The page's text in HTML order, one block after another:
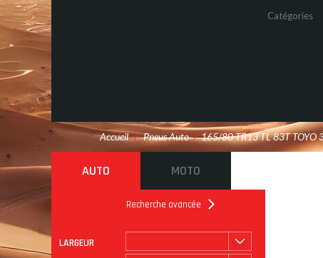
Catégories
Accueil / Pneus Auto > 165/80 TR13 TL 83T TOYO
AUTO MOTO
Recherche avancée
LARGEUR